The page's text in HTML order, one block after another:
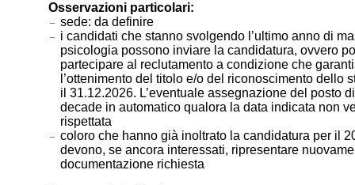
Osservazioni particolari:
sede: da definire
i candidati che stanno svolgendo l’ultimo anno di
psicologia possono inviare la candidatura, ovvero
partecipare al reclutamento a condizione che
l’ottenimento del titolo e/o del riconoscimento dello
il 31.12.2026. L’eventuale assegnazione del posto
decade in automatico qualora la data indicata non
rispettata
coloro che hanno già inoltrato la candidatura per il
devono, se ancora interessati, ripresentare
documentazione richiesta